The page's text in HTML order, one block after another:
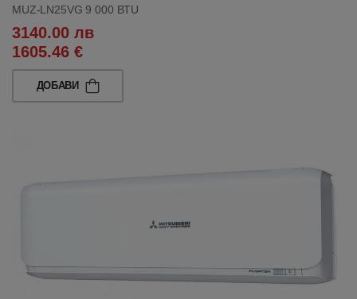
MUZ-LN25VG 9 000 BTU
3140.00 лв
1605.46 €
ДОБАВИ